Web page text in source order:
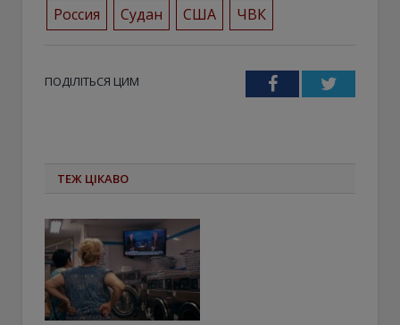
Россия
Судан США ЧВК
ПОДІЛІТЬСЯ ЦИМ FacebookTwitter
ТЕЖ ЦІКАВО